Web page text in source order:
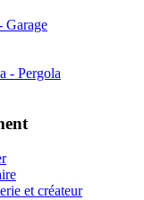
Garage
- Pergola
et créateur